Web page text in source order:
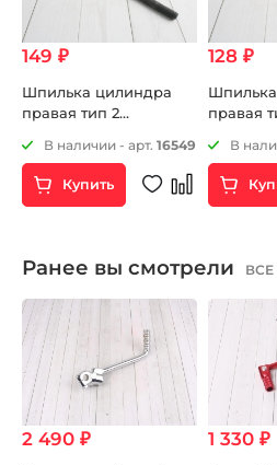
149 ₽
Шпилька цилиндра
правая тип 2
3A (CB250-F)
ZS172FMM-5 (PR250)
В наличии - арт. 16549
Купить
128 ₽
правая
В
Ранее вы смотрели
2 490 ₽ 1 330 ₽